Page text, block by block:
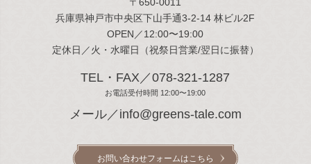
兵庫県神戸市中央区下山手通3-2-14 林ビル2F
OPEN／12:00〜19:00
定休日／火・水曜日（祝祭日営業/翌日に振替）
TEL・FAX／078-321-1287
お電話受付時間 12:00〜19:00
メール／info@greens-tale.com
お問い合わせフォームはこちら